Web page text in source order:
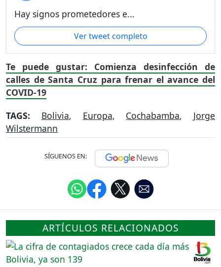
Hay signos prometedores e...
Ver tweet completo
Te puede gustar: Comienza desinfección de
calles de Santa Cruz para frenar el avance del
COVID-19
TAGS: Bolivia, Europa, Cochabamba, Jorge
Wilstermann
SÍGUENOS EN:
ARTÍCULOS RELACIONADOS